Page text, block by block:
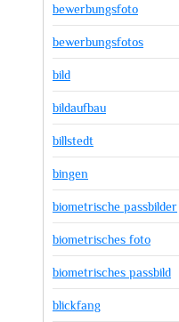
bewerbungsfoto
bewerbungsfotos
bild
bildaufbau
billstedt
bingen
biometrische passbilder
biometrisches foto
biometrisches passbild
blickfang